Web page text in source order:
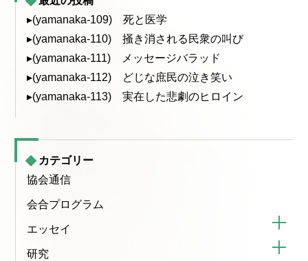
▸(yamanaka-109) 死と医学
▸(yamanaka-110) 掻き消される民衆の叫び
▸(yamanaka-111) メッセージバラッド
▸(yamanaka-112) どじな庶民の泣き笑い
▸(yamanaka-113) 実在した悲劇のヒロイン
カテゴリー
協会通信
会合プログラム
エッセイ
研究